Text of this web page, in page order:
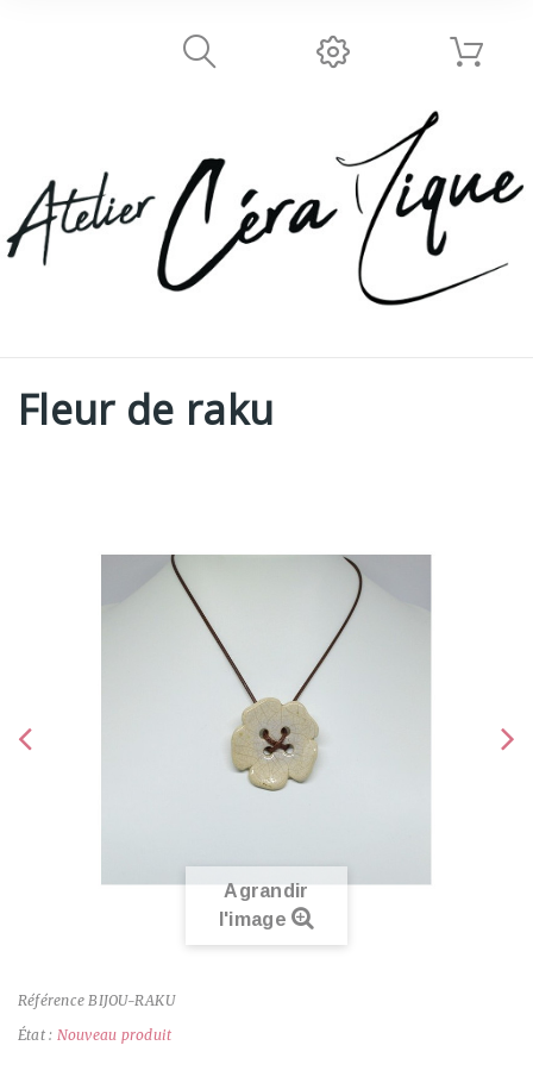
Fleur de raku
Agrandir
l'image
Référence BIJOU-RAKU
État : Nouveau produit